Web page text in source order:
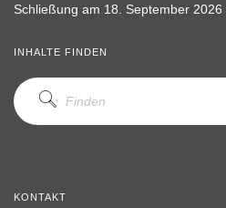
Schließung am 18. September 2026
INHALTE FINDEN
KONTAKT